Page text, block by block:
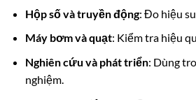
Hộp số và truyền động: Đo hiệu
Máy bơm và quạt: Kiểm tra hiệu
Nghiên cứu và phát triển: Dùng
nghiệm.